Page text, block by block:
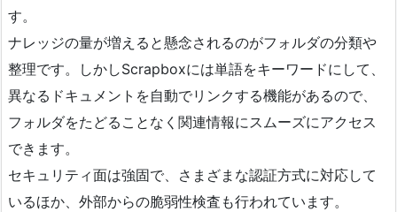
す。
ナレッジの量が増えると懸念されるのがフォルダの分類や
整理です。しかしScrapboxには単語をキーワードにして、
異なるドキュメントを自動でリンクする機能があるので、
フォルダをたどることなく関連情報にスムーズにアクセス
できます。
セキュリティ面は強固で、さまざまな認証方式に対応して
いるほか、外部からの脆弱性検査も行われています。